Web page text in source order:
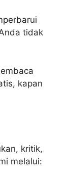
tidak
kapan
kritik,
melalui: